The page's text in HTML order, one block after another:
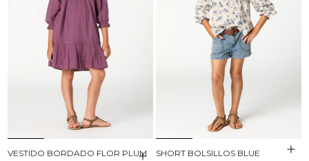
VESTIDO BORDADO FLOR PLUM
SHORT BOLSILLOS BLUE